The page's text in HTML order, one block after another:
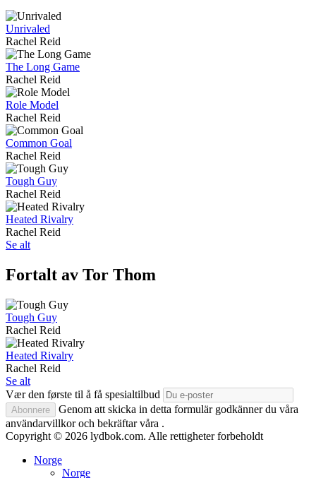
Unrivaled
Rachel Reid
The Long Game
Rachel Reid
Role Model
Rachel Reid
Common Goal
Rachel Reid
Tough Guy
Rachel Reid
Heated Rivalry
Rachel Reid
Se alt
Fortalt av Tor Thom
Tough Guy
Rachel Reid
Heated Rivalry
Rachel Reid
Se alt
Vær den første til å få spesialtilbud
Abonnere
Genom att skicka in detta formulär godkänner du våra
användarvillkor och bekräftar våra .
Copyright © 2026 lydbok.com. Alle rettigheter forbeholdt
Norge
Norge